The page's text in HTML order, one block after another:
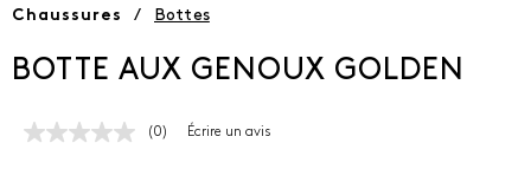
Chaussures / Bottes
BOTTE AUX GENOUX GOLDEN
Aucune
(0) Écrire un avis